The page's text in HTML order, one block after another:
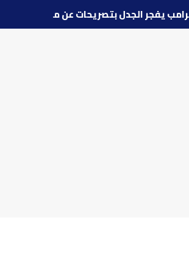
🔵ترامب يفجر الجدل بتصريحات عن